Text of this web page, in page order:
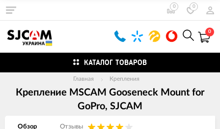
0 0
0
КАТАЛОГ ТОВАРОВ
Главная Крепления
Крепление MSCAM Gooseneck Mount for
GoPro, SJCAM
Обзор Отзывы